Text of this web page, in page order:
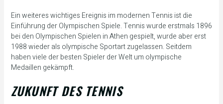
Ein weiteres wichtiges Ereignis im modernen Tennis ist die
Einführung der Olympischen Spiele. Tennis wurde erstmals 1896
bei den Olympischen Spielen in Athen gespielt, wurde aber erst
1988 wieder als olympische Sportart zugelassen. Seitdem
haben viele der besten Spieler der Welt um olympische
Medaillen gekämpft.
ZUKUNFT DES TENNIS